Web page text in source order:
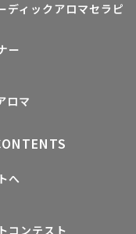
ディックアロマセラピ
ー
ロマ
へ
コンテスト